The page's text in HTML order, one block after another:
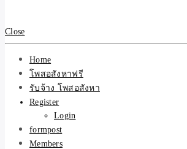
บริการ รับโพส ปร
รับจ้างโพสอสังหา
ขายบ้าน ที่ดิน ไม่
หน้า โดย ทีมงาน
โพสต์อสังหา-บ้าน
Close
Home
โพสอสังหาฟรี
รับจ้าง โพสอสังหา
Register
Login
formpost
Members